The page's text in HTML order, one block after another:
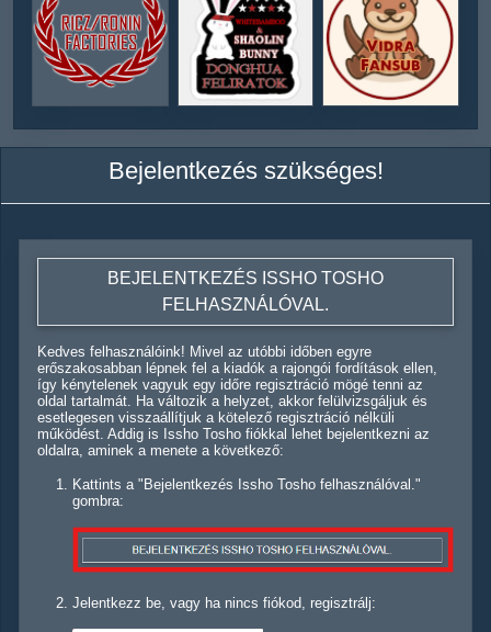
Bejelentkezés szükséges!
BEJELENTKEZÉS ISSHO TOSHO
FELHASZNÁLÓVAL.
Kedves felhasználóink! Mivel az utóbbi időben egyre
erőszakosabban lépnek fel a kiadók a rajongói fordítások ellen,
így kénytelenek vagyuk egy időre regisztráció mögé tenni az
oldal tartalmát. Ha változik a helyzet, akkor felülvizsgáljuk és
esetlegesen visszaállítjuk a kötelező regisztráció nélküli
működést. Addig is Issho Tosho fiókkal lehet bejelentkezni az
oldalra, aminek a menete a következő:
Kattints a "Bejelentkezés Issho Tosho felhasználóval."
gombra:
Jelentkezz be, vagy ha nincs fiókod, regisztrálj: